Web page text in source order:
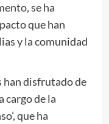
se ha
que han
y la comunidad
han disfrutado de
cargo de la
que ha